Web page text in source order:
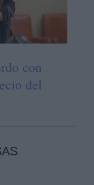
con
del